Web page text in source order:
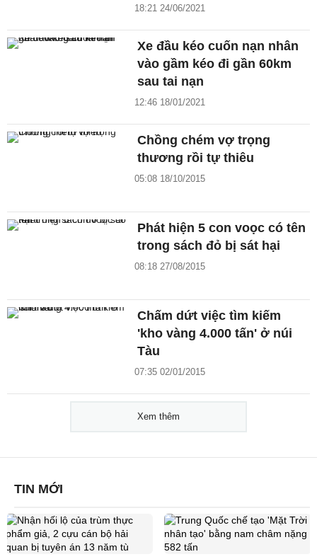
18:21 24/06/2021
Xe đầu kéo cuốn nạn nhân
vào gầm kéo đi gần 60km
sau tai nạn
12:46 18/01/2021
Chồng chém vợ trọng
thương rồi tự thiêu
05:08 18/10/2015
Phát hiện 5 con voọc có tên
trong sách đỏ bị sát hại
08:18 27/08/2015
Chấm dứt việc tìm kiếm
'kho vàng 4.000 tấn' ở núi
Tàu
07:35 02/01/2015
Xem thêm
TIN MỚI